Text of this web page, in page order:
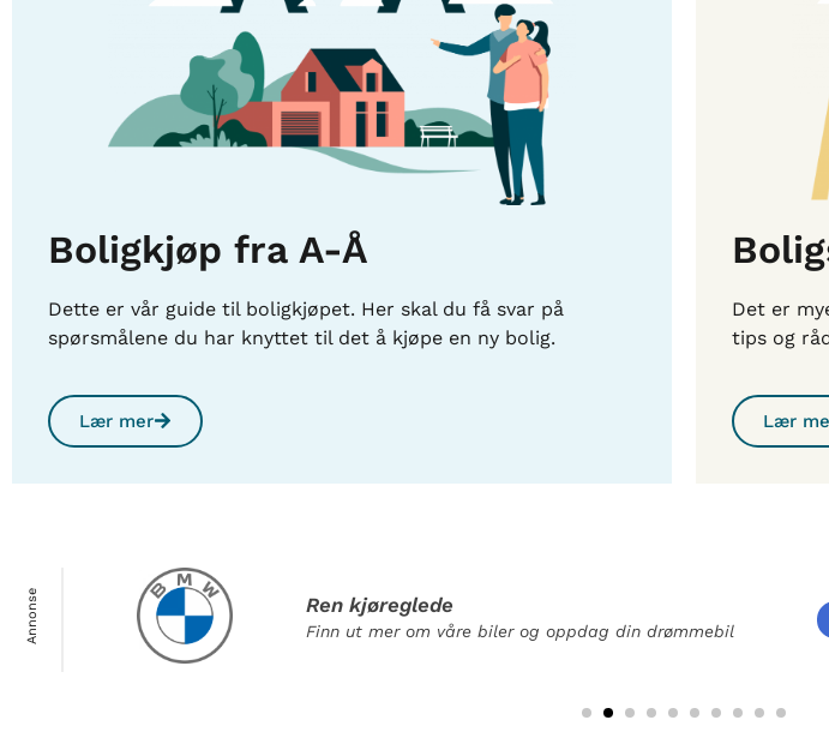
Boligkjøp fra A-Å
Dette er vår guide til boligkjøpet. Her skal du få svar på
spørsmålene du har knyttet til det å kjøpe en ny bolig.
Lær mer
Det er
tips og
Lær
Annonse Ren kjøreglede
Finn ut mer om våre biler og oppdag din drømmebil